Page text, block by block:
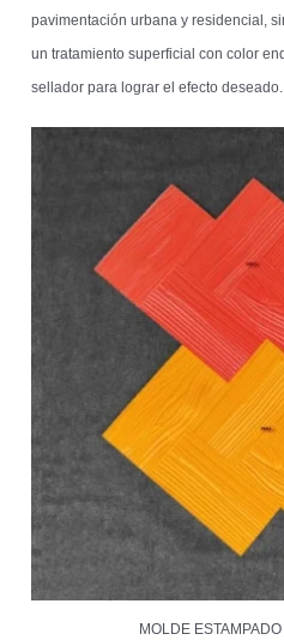
pavimentación urbana y residencial,
un tratamiento superficial con color
sellador para lograr el efecto deseado.
MOLDE